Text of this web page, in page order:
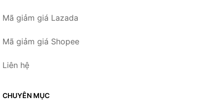
Mã giảm giá Lazada
Mã giảm giá Shopee
Liên hệ
CHUYÊN MỤC